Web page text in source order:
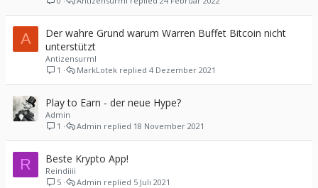
A
Der wahre Grund warum Warren Buffet Bitcoin nicht
unterstützt
Antizensurml
1
4 Dezember 2021
MarkLotek
Play to Earn - der neue Hype?
Admin
1
18 November 2021
Admin
R Beste Krypto App!
Reindiiii
5
5 Juli 2021
Admin